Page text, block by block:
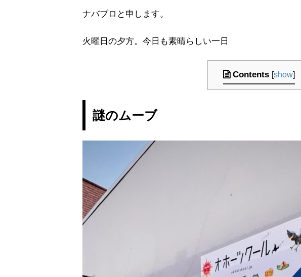
ナバブロと申します。
火曜日の夕方。今日も素晴らしい一日
Contents [show]
謎のムーブ